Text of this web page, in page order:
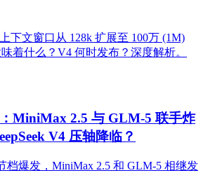
下文窗口从 128k 扩展至 100万 (1M)
着什么？V4 何时发布？深度解析。
MiniMax 2.5 与 GLM-5 联手炸
V4 压轴降临？
档爆发，MiniMax 2.5 和 GLM-5 相继发